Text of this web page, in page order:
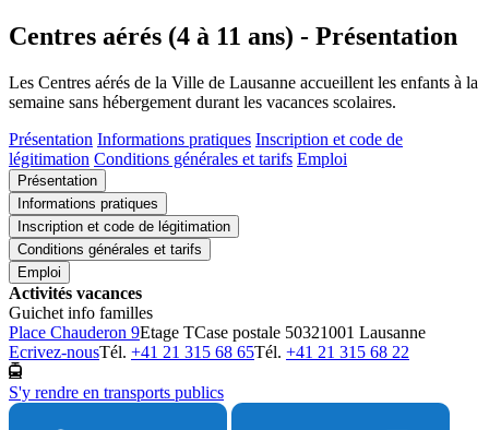
Centres aérés (4 à 11 ans) - Présentation
Les Centres aérés de la Ville de Lausanne accueillent les enfants à la
semaine sans hébergement durant les vacances scolaires.
Présentation Informations pratiques Inscription et code de
légitimation Conditions générales et tarifs Emploi
Présentation
Informations pratiques
Inscription et code de légitimation
Conditions générales et tarifs
Emploi
Activités vacances
Guichet info familles
Place Chauderon 9Etage TCase postale 50321001 Lausanne
Ecrivez-nousTél. +41 21 315 68 65Tél. +41 21 315 68 22
S'y rendre en transports publics